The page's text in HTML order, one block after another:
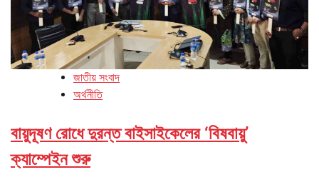
জাতীয় সংবাদ
অর্থনীতি
বায়ুদূষণ রোধে দুরন্ত বাইসাইকেলের ‘বিষবায়ু’
ক্যাম্পেইন শুরু